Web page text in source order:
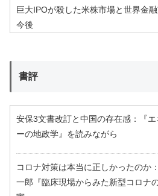
巨大IPOが殺した米株市場と世界金
今後
書評
安保3文書改訂と中国の存在感：『
ーの地政学』を読みながら
コロナ対策は本当に正しかったのか
一郎『臨床現場からみた新型コロナ